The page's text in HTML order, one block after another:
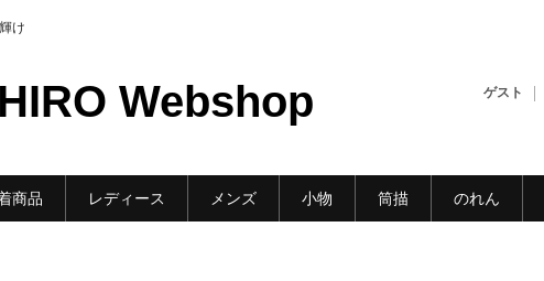
け
Webshop ゲスト
商品 レディース メンズ 小物 筒描 のれん